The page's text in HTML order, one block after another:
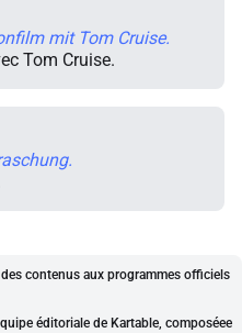
mit Tom Cruise.
Tom Cruise.
contenus aux programmes officiels
éditoriale de Kartable, composéee